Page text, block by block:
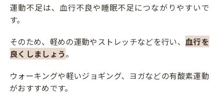
運動不足は、血行不良や睡眠不足につながりやすいで
す。
そのため、軽めの運動やストレッチなどを行い、 血行を
良くしましょう。
ウォーキングや軽いジョギング、ヨガなどの有酸素運動
がおすすめです。